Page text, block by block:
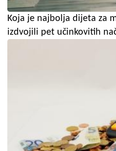
Koja je najbolja dijeta za
izdvojili pet učinkovitih